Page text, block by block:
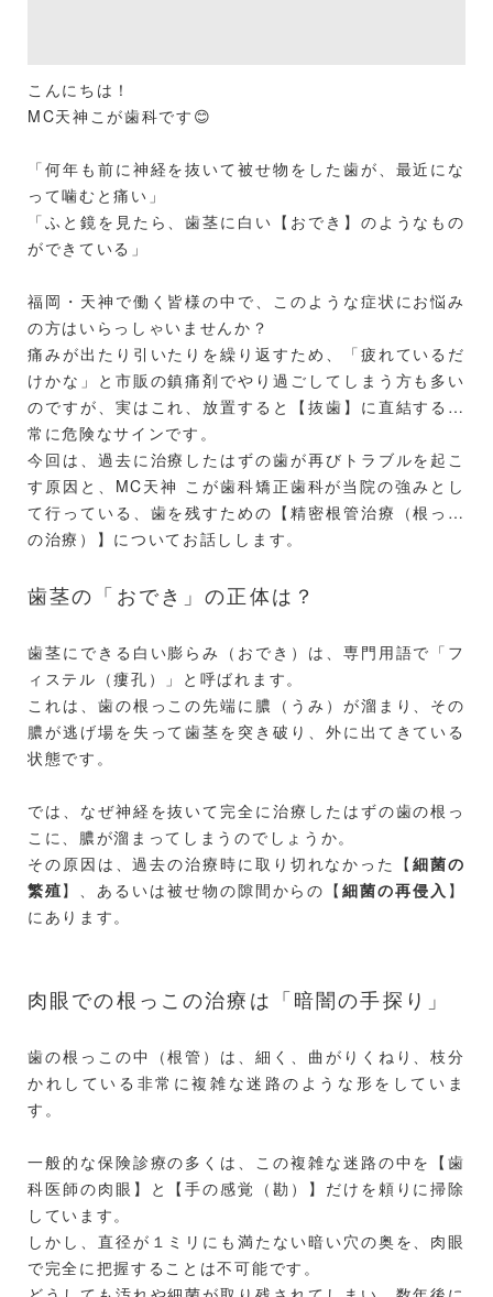
こんにちは！
MC天神こが歯科です😊
「何年も前に神経を抜いて被せ物をした歯が、最近にな
って噛むと痛い」
「ふと鏡を見たら、歯茎に白い【おでき】のようなもの
ができている」
福岡・天神で働く皆様の中で、このような症状にお悩み
の方はいらっしゃいませんか？
痛みが出たり引いたりを繰り返すため、「疲れているだ
けかな」と市販の鎮痛剤でやり過ごしてしまう方も多い
のですが、実はこれ、放置すると【抜歯】に直結する非
常に危険なサインです。
今回は、過去に治療したはずの歯が再びトラブルを起こ
す原因と、MC天神 こが歯科矯正歯科が当院の強みとし
て行っている、歯を残すための【精密根管治療（根っこ
の治療）】についてお話しします。
歯茎の「おでき」の正体は？
歯茎にできる白い膨らみ（おでき）は、専門用語で「フ
ィステル（瘻孔）」と呼ばれます。
これは、歯の根っこの先端に膿（うみ）が溜まり、その
膿が逃げ場を失って歯茎を突き破り、外に出てきている
状態です。
では、なぜ神経を抜いて完全に治療したはずの歯の根っ
こに、膿が溜まってしまうのでしょうか。
その原因は、過去の治療時に取り切れなかった【 細菌の
繁殖】、あるいは被せ物の隙間からの【細菌の再侵入 】
にあります。
肉眼での根っこの治療は「暗闇の手探り」
歯の根っこの中（根管）は、細く、曲がりくねり、枝分
かれしている非常に複雑な迷路のような形をしていま
す。
一般的な保険診療の多くは、この複雑な迷路の中を【歯
科医師の肉眼】と【手の感覚（勘）】だけを頼りに掃除
しています。
しかし、直径が１ミリにも満たない暗い穴の奥を、肉眼
で完全に把握することは不可能です。